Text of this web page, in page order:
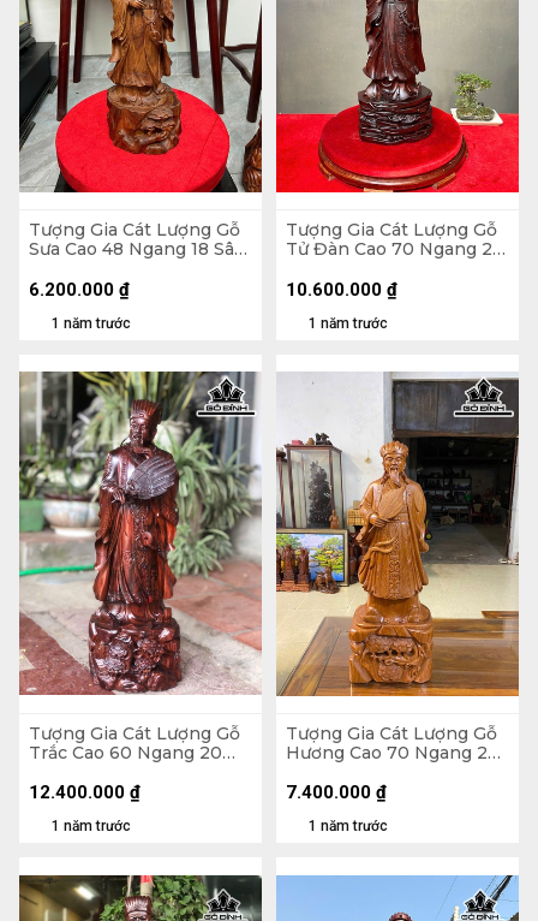
Tượng Gia Cát Lượng Gỗ
Sưa Cao 48 Ngang 18 Sâu
1 năm trước
6.200.000 ₫
Tượng Gia Cát Lượng Gỗ
Tử Đàn Cao 70 Ngang 26
1 năm trước
10.600.000 ₫
Tượng Gia Cát Lượng Gỗ
Trắc Cao 60 Ngang 20
1 năm trước
12.400.000 ₫
Tượng Gia Cát Lượng Gỗ
Hương Cao 70 Ngang 25
1 năm trước
7.400.000 ₫